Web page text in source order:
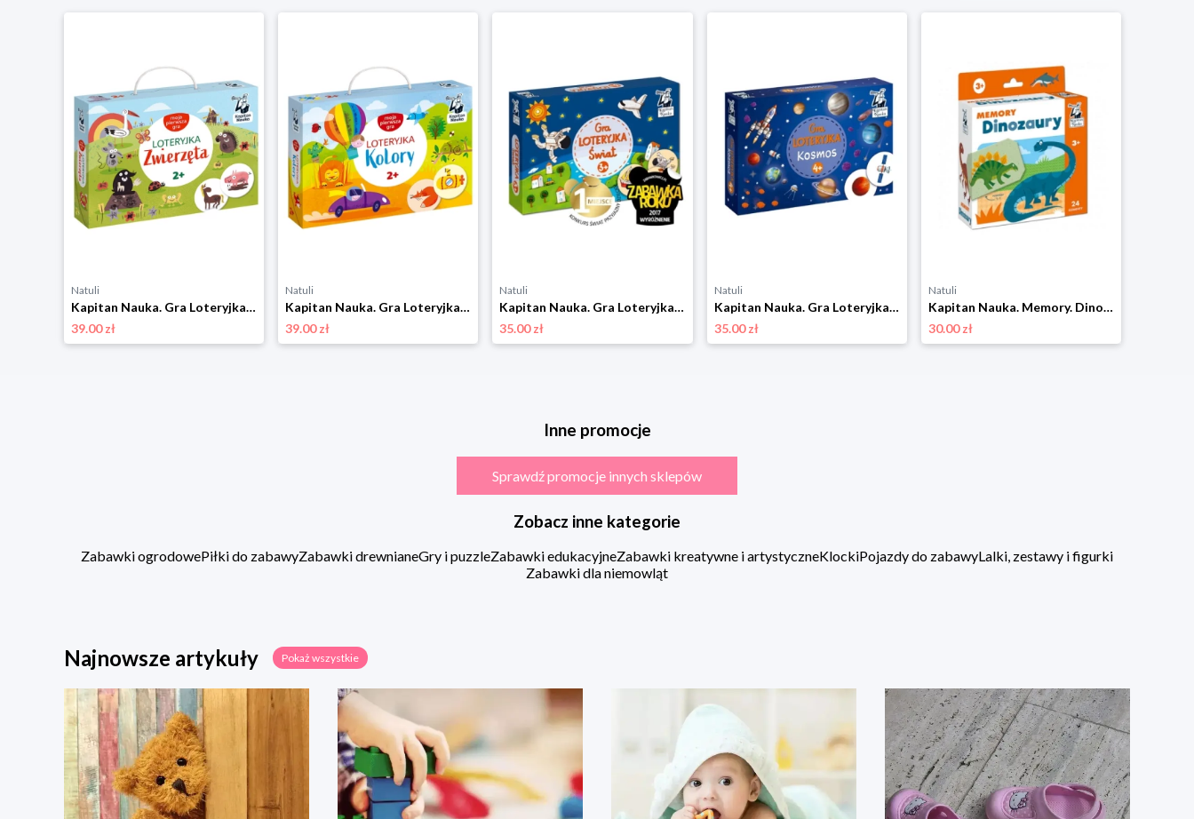
Natuli
Kapitan Nauka. Gra Loteryjka Zwierzęta 2+ Kapitan nauka
39.00 zł
Natuli
Kapitan Nauka. Gra Loteryjka. Kolory 2+ Kapitan nauka
39.00 zł
Natuli
Kapitan Nauka. Gra Loteryjka. Świat 3+ Kapitan nauka
35.00 zł
Natuli
Kapitan Nauka. Gra Loteryjka. Kosmos 4+ Kapitan nauka
35.00 zł
Natuli
Kapitan Nauka. Memory. Dinozaury 3+ Kapitan nauka
30.00 zł
Inne promocje
Sprawdź promocje innych sklepów
Zobacz inne kategorie
Zabawki ogrodowePiłki do zabawyZabawki drewnianeGry i puzzleZabawki edukacyjneZabawki kreatywne i artystyczneKlockiPojazdy do zabawyLalki, zestawy i figurki
Zabawki dla niemowląt
Najnowsze artykuły Pokaż wszystkie